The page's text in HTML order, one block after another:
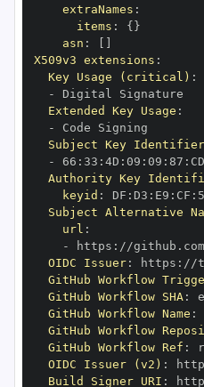
extraNames :
items : { }
asn :
X509v3 extensions :
Key Usage (critical) :
-
Extended Key Usage :
-
Subject Key Identifier
-
66 : 33 : 4D : 09 : 09 : 87 : CD
Authority Key
keyid : DF : D3 : E9 : CF :
Subject Alternative
url :
-
https : //
OIDC Issuer: https :
GitHub Workflow
GitHub Workflow SHA:
GitHub Workflow Name :
GitHub Workflow
GitHub Workflow Ref :
OIDC Issuer (v2) :
Build Signer URI :